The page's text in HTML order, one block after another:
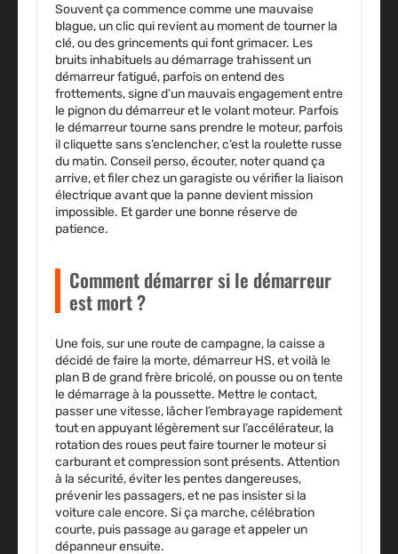
Souvent ça commence comme une mauvaise
blague, un clic qui revient au moment de tourner la
clé, ou des grincements qui font grimacer. Les
bruits inhabituels au démarrage trahissent un
démarreur fatigué, parfois on entend des
frottements, signe d’un mauvais engagement entre
le pignon du démarreur et le volant moteur. Parfois
le démarreur tourne sans prendre le moteur, parfois
il cliquette sans s’enclencher, c’est la roulette russe
du matin. Conseil perso, écouter, noter quand ça
arrive, et filer chez un garagiste ou vérifier la liaison
électrique avant que la panne devient mission
impossible. Et garder une bonne réserve de
patience.
Comment démarrer si le démarreur
est mort ?
Une fois, sur une route de campagne, la caisse a
décidé de faire la morte, démarreur HS, et voilà le
plan B de grand frère bricolé, on pousse ou on tente
le démarrage à la poussette. Mettre le contact,
passer une vitesse, lâcher l’embrayage rapidement
tout en appuyant légèrement sur l’accélérateur, la
rotation des roues peut faire tourner le moteur si
carburant et compression sont présents. Attention
à la sécurité, éviter les pentes dangereuses,
prévenir les passagers, et ne pas insister si la
voiture cale encore. Si ça marche, célébration
courte, puis passage au garage et appeler un
dépanneur ensuite.